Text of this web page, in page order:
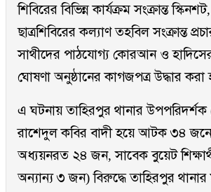
শিবিরের বিভিন্ন কার্যক্রম সংক্রান্ত
ছাত্রশিবিরের কল্যাণ তহবিল সংক্রান্ত
সাথীদের পাঠযোগ্য কোরআন ও হাদিসের
ঘোষণা অনুষ্ঠানের কাগজপত্র উদ্ধার করা
এ ঘটনায় তাহিরপুর থানার
রাশেদুল কবির বাদী হয়ে আটক ৩৪
অধ্যয়নরত ২৪ জন, সাবেক বুয়েট
অন্যান্য ৩ জন) বিরুদ্ধে তাহিরপুর